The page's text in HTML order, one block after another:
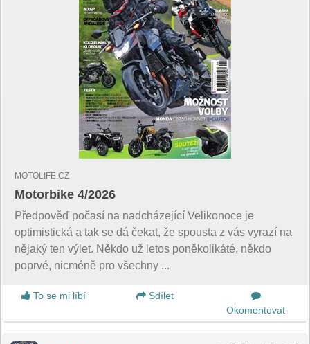
MOTOLIFE.CZ
Motorbike 4/2026
Předpověď počasí na nadcházející Velikonoce je
optimistická a tak se dá čekat, že spousta z vás vyrazí na
nějaký ten výlet. Někdo už letos poněkolikáté, někdo
poprvé, nicméně pro všechny ...
To se mi líbí
Sdílet
Okomentovat